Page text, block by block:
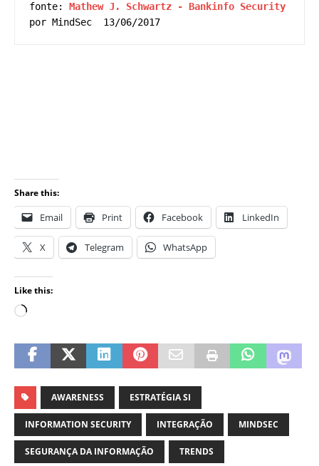
fonte:
por MindSec  13/06/2017
Share this:
Email Print Facebook LinkedIn
X Telegram WhatsApp
Like this:
AWARENESS ESTRATÉGIA SI
INFORMATION SECURITY INTEGRAÇÃO MINDSEC
SEGURANÇA DA INFORMAÇÃO TRENDS